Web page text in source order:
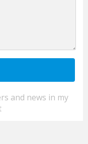
and news in my